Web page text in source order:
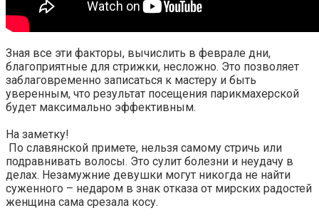
Зная все эти факторы, вычислить в феврале дни,
благоприятные для стрижки, несложно. Это позволяет
заблаговременно записаться к мастеру и быть
уверенным, что результат посещения парикмахерской
будет максимально эффективным.
На заметку!
По славянской примете, нельзя самому стричь или
подравнивать волосы. Это сулит болезни и неудачу в
делах. Незамужние девушки могут никогда не найти
суженного – недаром в знак отказа от мирских радостей
женщина сама срезала косу.